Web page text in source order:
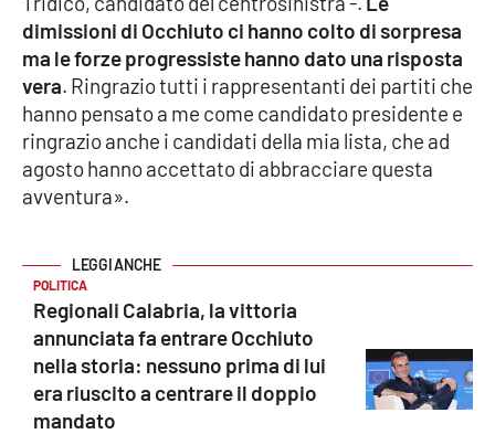
Cultura
Economia e Lavoro
Politica
Società
Sport
RUBRICHE
dimissioni di Occhiuto ci hanno colto di sorpresa
ma le forze progressiste hanno dato una risposta
vera. Ringrazio tutti i rappresentanti dei partiti che
hanno pensato a me come candidato presidente e
ringrazio anche i candidati della mia lista, che ad
agosto hanno accettato di abbracciare questa
avventura».
POLITICA
Regionali Calabria, la vittoria
annunciata fa entrare Occhiuto
nella storia: nessuno prima di lui
era riuscito a centrare il doppio
mandato